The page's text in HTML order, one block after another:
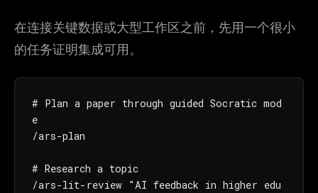
在连接关键数据或大型工作区之前，先用一个很小
的任务证明集成可用。
# Plan a paper through guided Socratic mod
e
/ars-plan
# Research a topic
/ars-lit-review "AI feedback in higher edu